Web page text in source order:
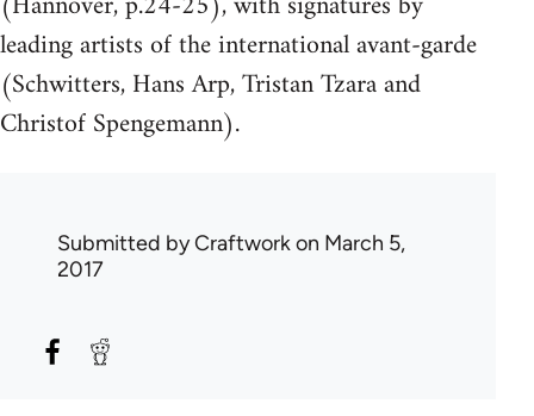
leading artists of the international avant-garde
(Schwitters, Hans Arp, Tristan Tzara and
Christof Spengemann).
Submitted byCraftworkon March 5,
2017